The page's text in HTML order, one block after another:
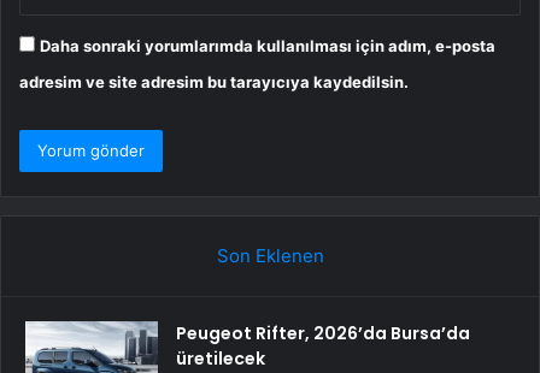
Daha sonraki yorumlarımda kullanılması için adım, e-posta
adresim ve site adresim bu tarayıcıya kaydedilsin.
Son Eklenen
Peugeot Rifter, 2026’da Bursa’da
üretilecek